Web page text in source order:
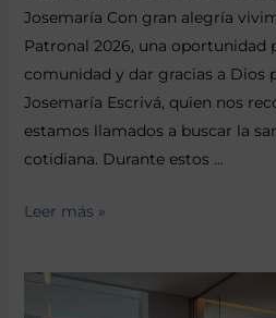
Josemaría Con gran alegría
Patronal 2026, una oportunidad
comunidad y dar gracias a Dios
Josemaría Escrivá, quien nos
estamos llamados a buscar la
cotidiana. Durante estos …
Leer más »